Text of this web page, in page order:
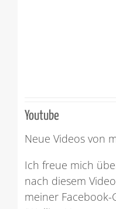
Youtube
Neue Videos von
Ich freue mich
nach diesem
meiner Facebook-